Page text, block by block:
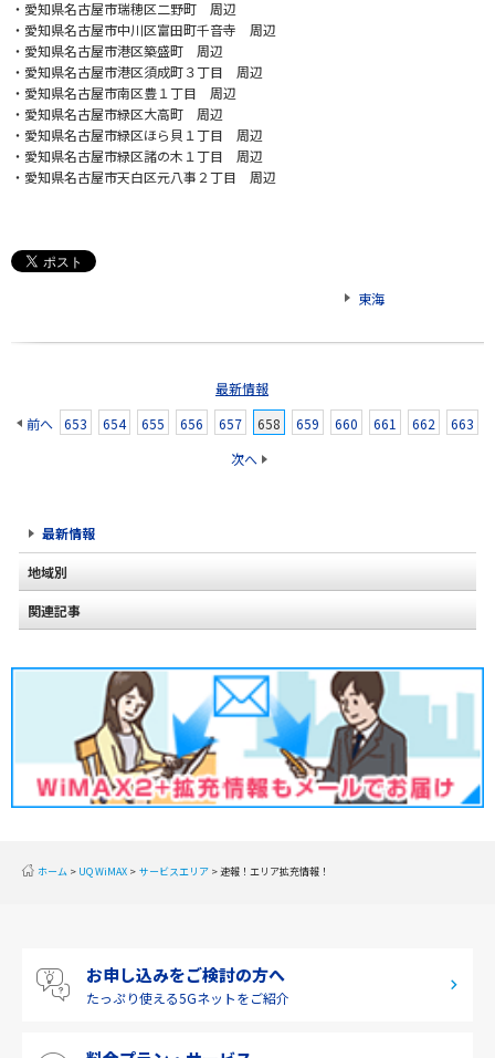
・愛知県名古屋市瑞穂区二野町 周辺
・愛知県名古屋市中川区富田町千音寺 周辺
・愛知県名古屋市港区築盛町 周辺
・愛知県名古屋市港区須成町３丁目 周辺
・愛知県名古屋市南区豊１丁目 周辺
・愛知県名古屋市緑区大高町 周辺
・愛知県名古屋市緑区ほら貝１丁目 周辺
・愛知県名古屋市緑区諸の木１丁目 周辺
・愛知県名古屋市天白区元八事２丁目 周辺
東海
最新情報
前へ 653 654 655 656 657 658 659 660 661 662
663
次へ
最新情報
地域別
北海道
甲信越
北陸
九州・沖縄
関連記事
2020年1月(2)
2019年12月(2)
2019年11月(2)
2019年10月(1)
2019年6月(1)
ホーム UQ WiMAX サービスエリア 速報！エリア拡充情報！
お申し込みをご検討の方へ
たっぷり使える5Gネットをご紹介